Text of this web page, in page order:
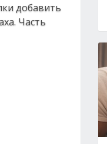
добавить
Часть